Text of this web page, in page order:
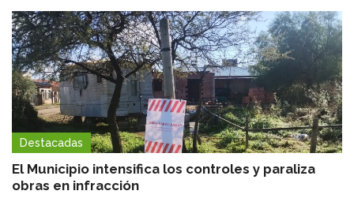
Destacadas
El Municipio intensifica los controles y paraliza
obras en infracción